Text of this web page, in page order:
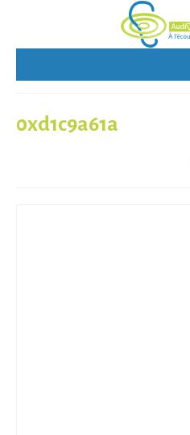
0xd1c9a61a